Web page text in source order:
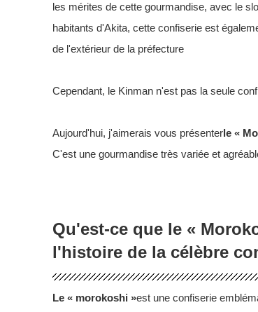
les mérites de cette gourmandise, avec le
habitants d'Akita, cette confiserie est
de l'extérieur de la préfecture
Cependant, le Kinman n'est pas la seule
Aujourd'hui, j'aimerais vous présenterle «
C'est une gourmandise très variée et
Qu'est-ce que le «
l'histoire de la célèbre
Le « morokoshi »est une confiserie